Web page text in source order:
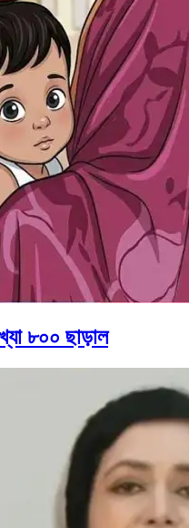
৮০০ ছাড়াল